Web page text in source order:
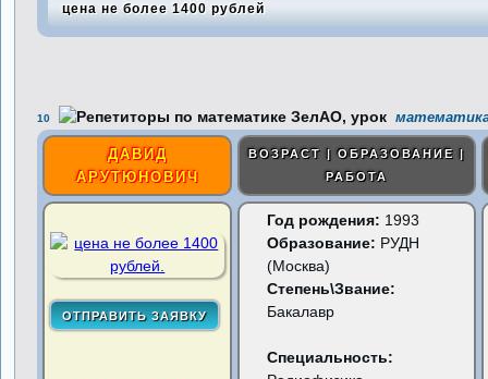
цена не более 1400 рублей
10
ДАВИД
АРУТЮНОВИЧ
ВОЗРАСТ | ОБРАЗОВАНИЕ |
РАБОТА
Год рождения: 1993
Образование: РУДН
(Москва)
Степень\Звание:
Бакалавр
Специальность: